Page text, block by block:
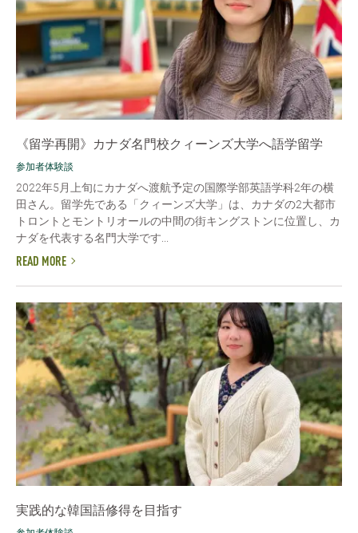
《留学再開》カナダ名門校クィーンズ大学へ語学留学
参加者体験談
2022年5月上旬にカナダへ渡航予定の国際学部英語学科2年の横
田さん。留学先である「クィーンズ大学」は、カナダの2大都市
トロントとモントリオールの中間の街キングストンに位置し、カ
ナダを代表する名門大学です...
READ MORE
実践的な韓国語修得を目指す